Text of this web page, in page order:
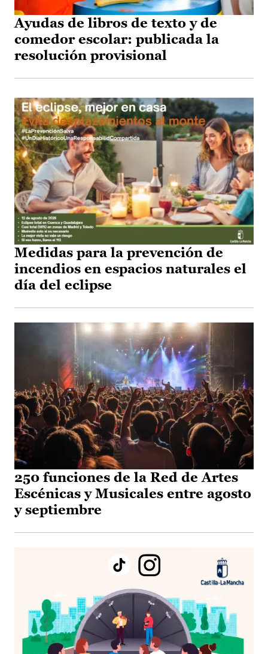
Ayudas de libros de texto y de
comedor escolar: publicada la
resolución provisional
Medidas para la prevención de
incendios en espacios naturales el
día del eclipse
250 funciones de la Red de Artes
Escénicas y Musicales entre agosto
y septiembre